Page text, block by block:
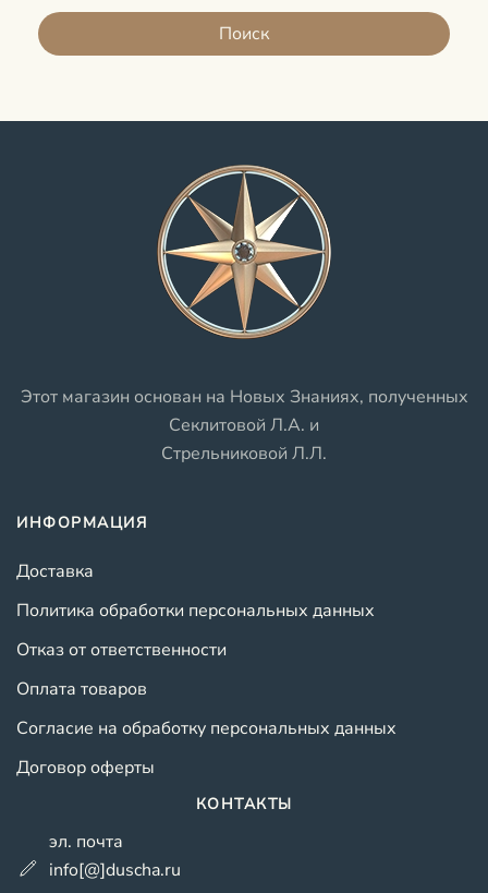
Поиск
Этот магазин основан на Новых Знаниях, полученных
Секлитовой Л.А. и
Стрельниковой Л.Л.
ИНФОРМАЦИЯ
Доставка
Политика обработки персональных данных
Отказ от ответственности
Оплата товаров
Согласие на обработку персональных данных
Договор оферты
КОНТАКТЫ
эл. почта
info[@]duscha.ru